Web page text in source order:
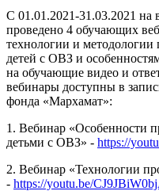
С 01.01.2021-31.03.2021 на
проведено 4 обучающих
технологии и методологии
детей с ОВЗ и
на обучающие видео и
вебинары доступны в
фонда «Мархамат»:
1. Вебинар «Особенности
детьми с ОВЗ» - https://
2. Вебинар «Технологии
- https://youtu.be/